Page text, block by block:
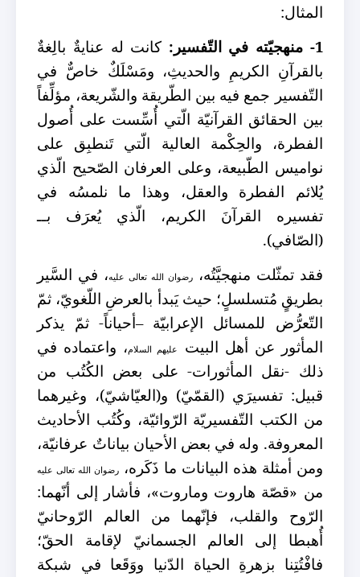
المثال:
1- منهجيّته في التّفسير:
كانت له عنايةٌ بالِغةٌ
بالقرآنِ الكريمِ والحديثِ، ومَسْلَكٌ خاصٌّ في
التّفسير جمع فيه بين الطّريقة والشّريعة، مؤلِّفاً
بين الحقائق القرآنيّة الّتي أُسِّست على أُصول
الفطرة، والحِكْمة العالية الّتي تَنطبِق على
نواميس الطّبيعة، وعلى العرفان الصّحيح الّذي
يُلائم الفطرة والعقل، وهذا ما نلمسُه في
تفسيره القرآنَ الكريم، الّذي يُعرَف بــ
(الصّافي).
فقد تمثّلت منهجيَّتُه،رضوان الله تعالى عليه، في السَّير
بطريقٍ مُتسلسلٍ؛ حيث يَبدأ بالعرضِ اللّغويّ، ثمّ
التّعرُّض للمسائل الإعرابيّة –أحياناً- ثمّ يذكر
المأثور عن أهل البيت
عليهم السلام، واعتماده في
ذلك -نقل المأثورات- على بعض الكُتُب من
قبيل: تفسيرَي (القمّيّ) و(العيّاشيّ)، وغيرهما
من الكتب التّفسيريّة الرّوائيّة، وكُتُب الأحاديث
المعروفة. وله في بعض الأحيان بياناتٌ عرفانيّة،
ومن أمثلة هذه البيانات ما ذَكَره، رضوان الله تعالى عليه
من «قصّة هاروت وماروت»، فأشار إلى أنّهما:
الرّوح والقلب، فإنّهما من العالم الرّوحانيّ
أُهبطا إلى العالم الجسمانيّ لإقامة الحقّ؛
فافْتُتِنا بزهرةِ الحياة الدّنيا ووَقَعا في شبكة